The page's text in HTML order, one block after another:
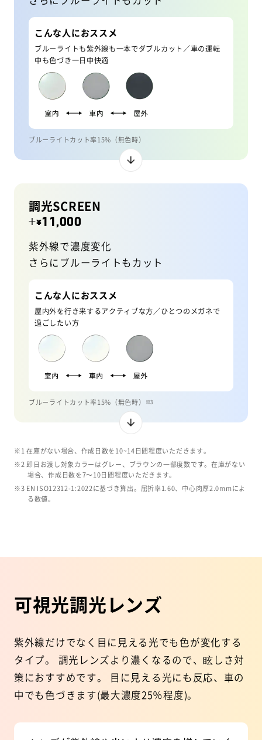
こんな人におススメ
ブルーライトも紫外線も一本でダブルカット／車の運転
中も色づき一日中快適
ブルーライトカット率15%（無色時）
調光SCREEN
+¥11,000
紫外線で濃度変化
さらにブルーライトもカット
こんな人におススメ
屋内外を行き来するアクティブな方／ひとつのメガネで
過ごしたい方
ブルーライトカット率15%（無色時） ※3
※1 在庫がない場合、作成日数を10~14日間程度いただきます。
※2 即日お渡し対象カラーはグレー、ブラウンの一部度数です。在庫がない
場合、作成日数を7〜10日間程度いただきます。
※3 EN ISO12312-1:2022に基づき算出。屈折率1.60、中心肉厚2.0mmによ
る数値。
可視光調光レンズ
紫外線だけでなく目に見える光でも色が変化する
タイプ。
調光レンズより濃くなるので、眩しさ対
策におすすめです。
目に見える光にも反応、車の
中でも色づきます(最大濃度25％程度)。